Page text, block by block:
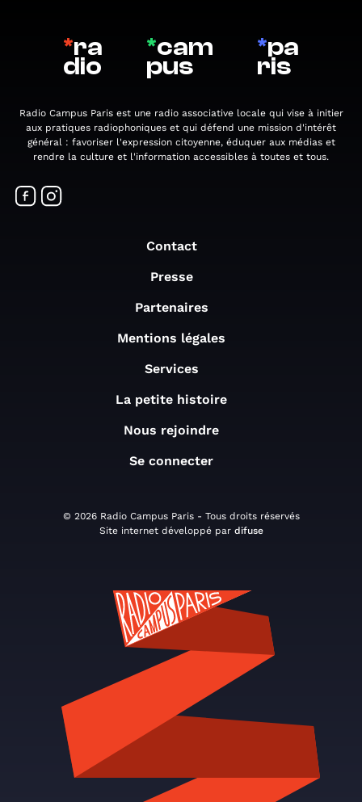
*ra
dio
*cam
pus
*pa
ris
Radio Campus Paris est une radio associative locale qui vise à initier
aux pratiques radiophoniques et qui défend une mission d'intérêt
général : favoriser l'expression citoyenne, éduquer aux médias et
rendre la culture et l'information accessibles à toutes et tous.
Contact
Presse
Partenaires
Mentions légales
Services
La petite histoire
Nous rejoindre
Se connecter
© 2026 Radio Campus Paris - Tous droits réservés
Site internet développé par difuse